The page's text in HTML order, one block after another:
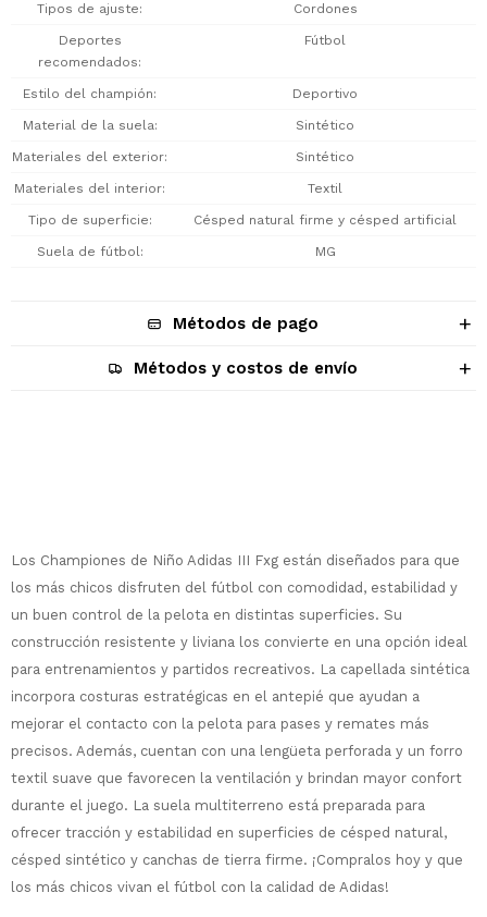
Tipos de ajuste Cordones
Deportes
recomendados
Fútbol
Estilo del champión Deportivo
Material de la suela Sintético
Materiales del exterior Sintético
Materiales del interior Textil
Tipo de superficie Césped natural firme y césped artificial
Suela de fútbol MG
Métodos de pago
Métodos y costos de envío
Los Championes de Niño Adidas III Fxg están diseñados para que
los más chicos disfruten del fútbol con comodidad, estabilidad y
un buen control de la pelota en distintas superficies. Su
construcción resistente y liviana los convierte en una opción ideal
para entrenamientos y partidos recreativos. La capellada sintética
incorpora costuras estratégicas en el antepié que ayudan a
mejorar el contacto con la pelota para pases y remates más
precisos. Además, cuentan con una lengüeta perforada y un forro
textil suave que favorecen la ventilación y brindan mayor confort
durante el juego. La suela multiterreno está preparada para
ofrecer tracción y estabilidad en superficies de césped natural,
césped sintético y canchas de tierra firme. ¡Compralos hoy y que
los más chicos vivan el fútbol con la calidad de Adidas!
Comprá ahora y Pagá
Después, hasta en 12
cuotas y sin tocar tu
tarjeta de crédito
¡Sumate a la forma más ágil de
comprar!
Comprá en 3 cuotas sin recargo o hasta
en 12 cuotas * ¡Solo con tu cédula!
* sujeto aprobación crediticia.
Verifica si estás calificado para comprar
Celular
Fecha de nacimiento
Estás calificado para comprar usando Pago
¡Tenés hasta
para comprar en las cuotas
que prefieras!
Elegí tus productos preferidos
Elegís Pago Después como metodo de pago
Ups!
Parece que no tenes oferta, lamentamos
el inconveniente, por cualquier duda
contactanos en
preguntas@pagodespues.com.uy
¡Algo salió mal!
Por favor intenta nuevamente mas tarde.